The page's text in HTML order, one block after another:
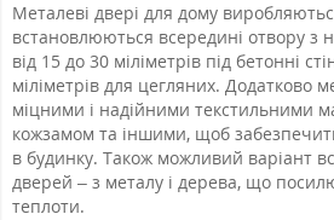
Металеві двері для дому
встановлюються всередині отвору з
від 15 до 30 міліметрів під бетонні
міліметрів для цегляних. Додатково
міцними і надійними текстильними
кожзамом та іншими, щоб
в будинку. Також можливий варіант
дверей – з металу і дерева, що
теплоти.